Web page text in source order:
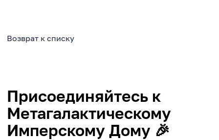
Возврат к списку
Присоединяйтесь к
Метагалактическому
Имперскому Дому 🎉